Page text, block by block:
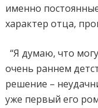
именно
характер отца,
“Я думаю, что
очень раннем
решение –
уже первый его